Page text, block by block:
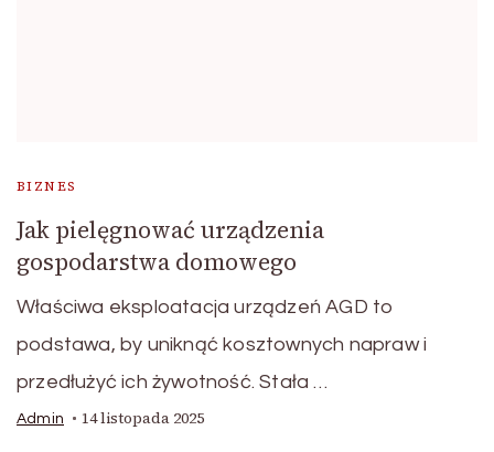
BIZNES
Jak pielęgnować urządzenia
gospodarstwa domowego
Właściwa eksploatacja urządzeń AGD to
podstawa, by uniknąć kosztownych napraw i
przedłużyć ich żywotność. Stała …
Admin 14 listopada 2025